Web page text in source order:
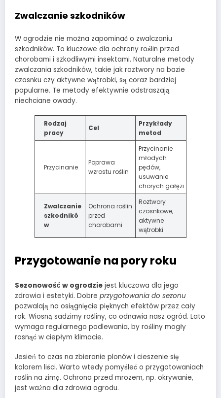
Zwalczanie szkodników
W ogrodzie nie można zapominać o zwalczaniu
szkodników. To kluczowe dla ochrony roślin przed
chorobami i szkodliwymi insektami. Naturalne metody
zwalczania szkodników, takie jak roztwory na bazie
czosnku czy aktywne wątrobki, są coraz bardziej
popularne. Te metody efektywnie odstraszają
niechciane owady.
Rodzaj
pracy
Cel
Przykłady
metod
Przycinanie
Poprawa
wzrostu roślin
Przycinanie
młodych
pędów,
usuwanie
chorych gałęzi
Zwalczanie
szkodnikó
w
Ochrona roślin
przed
chorobami
Roztwory
czosnkowe,
aktywne
wątrobki
Przygotowanie na pory roku
Sezonowość w ogrodzie jest kluczowa dla jego
zdrowia i estetyki. Dobre przygotowania do sezonu
pozwalają na osiągnięcie pięknych efektów przez cały
rok. Wiosną sadzimy rośliny, co odnawia nasz ogród. Lato
wymaga regularnego podlewania, by rośliny mogły
rosnąć w ciepłym klimacie.
Jesień to czas na zbieranie plonów i cieszenie się
kolorem liści. Warto wtedy pomyśleć o przygotowaniach
roślin na zimę. Ochrona przed mrozem, np. okrywanie,
jest ważna dla zdrowia ogrodu.